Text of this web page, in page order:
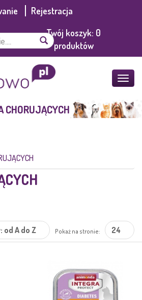
Rejestracja
Twój koszyk: 0
produktów
CHORUJĄCYCH
od A do Z Pokaż na stronie: 24